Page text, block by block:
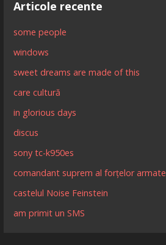
Articole recente
some people
windows
sweet dreams are made of this
care cultură
in glorious days
discus
sony tc-k950es
comandant suprem al forțelor armate
castelul Noise Feinstein
am primit un SMS